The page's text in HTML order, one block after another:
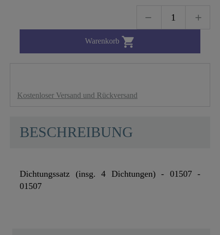
Warenkorb 
Kostenloser Versand und Rückversand
BESCHREIBUNG
Dichtungssatz (insg. 4 Dichtungen) - 01507 -
01507